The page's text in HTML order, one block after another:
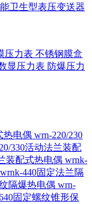
卫生型表压变送器
压力表 不锈钢膜盒
显压力表 防爆压力
热电偶 wrn-220/230
330活动法兰装配
装配式热电偶 wrnk-
wrnk-440固定法兰隔
隔爆热电偶 wrn-
固定螺纹锥形保